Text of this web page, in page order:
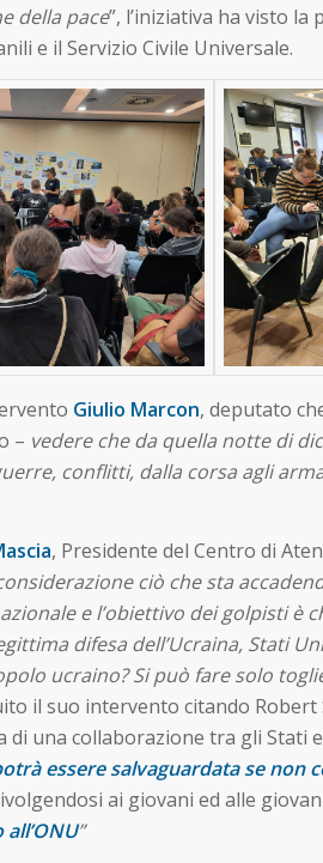
della pace”, l’iniziativa ha visto la
e il Servizio Civile Universale.
Giulio Marcon, deputato
– vedere che da quella notte di
conflitti, dalla corsa agli
, Presidente del Centro di
ciò che sta
e l’obiettivo dei golpisti è
difesa dell’Ucraina, Stati
ucraino? Si può fare solo
il suo intervento citando
di una collaborazione tra gli
essere salvaguardata se non
ai giovani ed alle
”